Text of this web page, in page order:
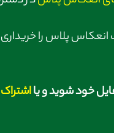
پلاس را
خود شوید و یا